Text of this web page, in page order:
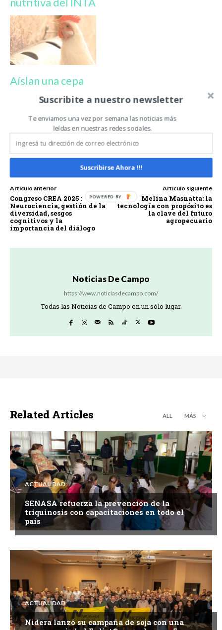
Aíslan una cepa
probiótica clave
para mejorar la
sanidad avícola
INDUSTRIA AVÍCOLA KÉFIR
MICROBIOTA INSTESTINAL
POLLOS
PROBÍOTICOS
Artículo anterior
Congreso CREA 2025 :
Neurociencia, gestión de la
diversidad, sesgos
cognitivos y la
importancia del diálogo
Artículo siguiente
Melina Masnatta: la
tecnología con propósito es
la clave del futuro
agropecuario
Noticias De Campo
https://www.noticiasdecampo.com/
Todas las Noticias de Campo en un sólo lugar.
Related Articles ALL MÁS
ACTUALIDAD
SENASA refuerza la prevención de la
triquinosis con capacitaciones en todo el
país
ACTUALIDAD
Nidera lanzó su campaña de soja con una
Suscribite a nuestro newsletter
Te enviamos una vez por semana las noticias más
leídas en nuestras redes sociales.
Suscribirse Ahora !!!